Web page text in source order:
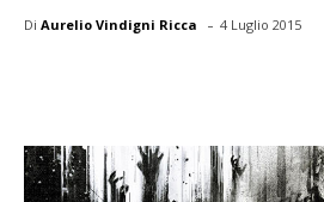
Di Aurelio Vindigni Ricca - 4 Luglio 2015